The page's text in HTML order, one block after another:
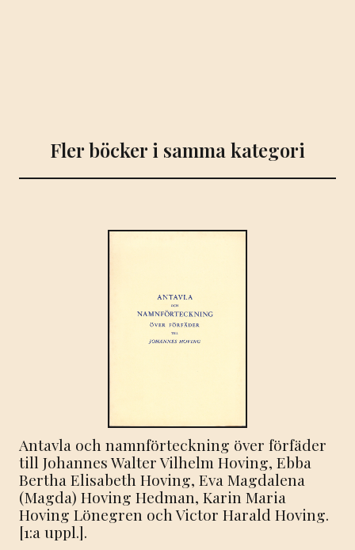
Fler böcker i samma kategori
Antavla och namnförteckning över förfäder
till Johannes Walter Vilhelm Hoving, Ebba
Bertha Elisabeth Hoving, Eva Magdalena
(Magda) Hoving Hedman, Karin Maria
Hoving Lönegren och Victor Harald Hoving.
[1:a uppl.].